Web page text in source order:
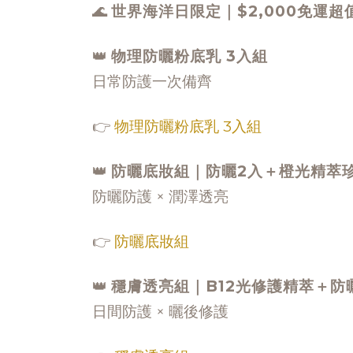
🌊世界海洋日限定｜$2,000免運超
👑 物理防曬粉底乳 3入組
日常防護一次備齊
👉 物理防曬粉底乳 3入組
👑 防曬底妝組｜防曬2入＋橙光精萃
防曬防護 × 潤澤透亮
👉 防曬底妝組
👑 穩膚透亮組｜B12光修護精萃＋防
日間防護 × 曬後修護